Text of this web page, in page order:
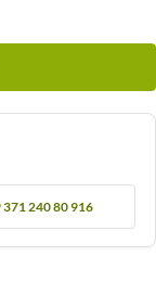
371 240 80 916